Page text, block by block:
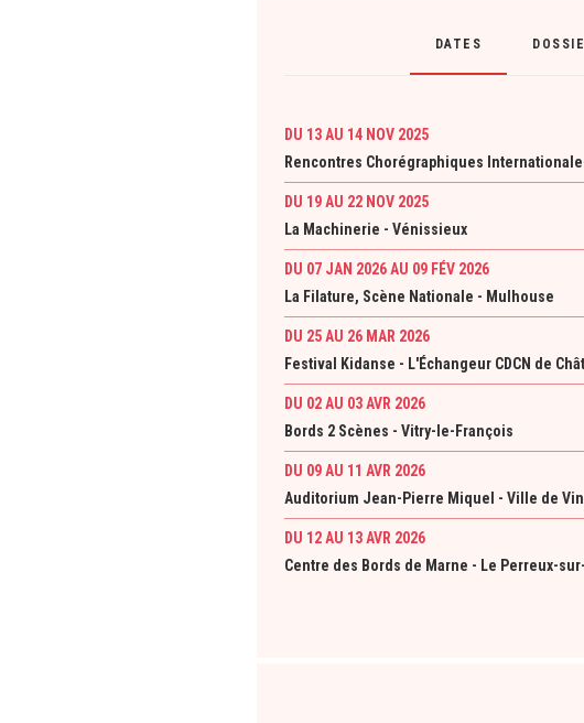
DATES
DU 13 AU 14 NOV 2025
Rencontres Chorégraphiques
DU 19 AU 22 NOV 2025
La Machinerie - Vénissieux
DU 07 JAN 2026AU 09 FÉV 2026
La Filature, Scène Nationale - Mulhouse
DU 25 AU 26 MAR 2026
Festival Kidanse - L'Échangeur CDCN de
DU 02 AU 03 AVR 2026
Bords 2 Scènes - Vitry-le-François
DU 09 AU 11 AVR 2026
Auditorium Jean-Pierre Miquel - Ville de
DU 12 AU 13 AVR 2026
Centre des Bords de Marne - Le Perreux-